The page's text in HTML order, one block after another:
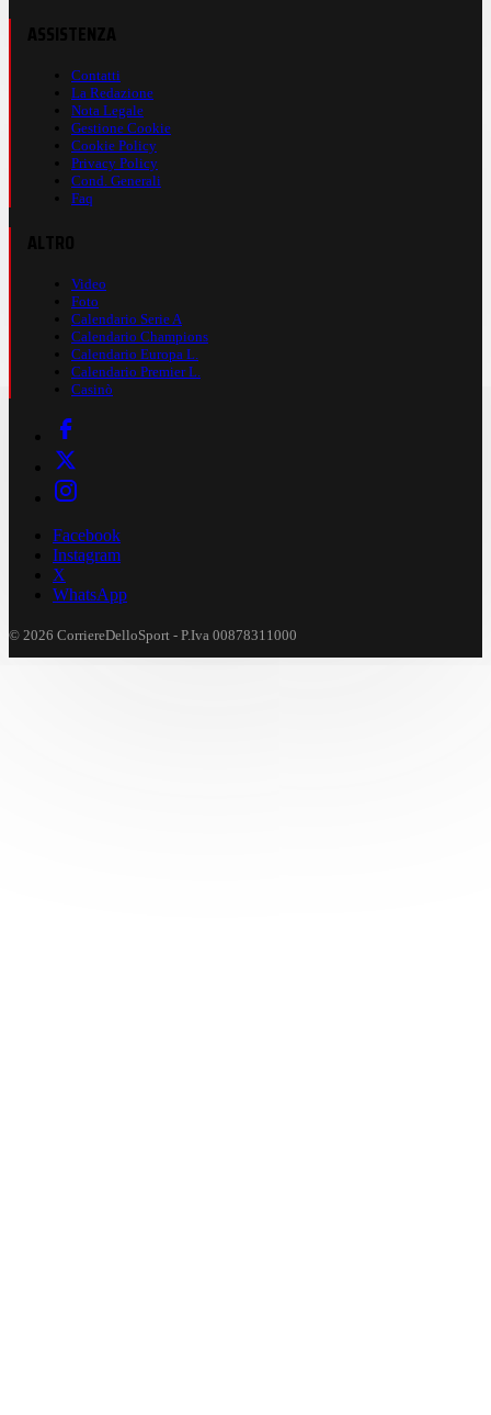
Contatti
La Redazione
Nota Legale
Gestione Cookie
Cookie Policy
Privacy Policy
Cond. Generali
Faq
Video
Foto
Calendario Serie A
Calendario Champions
Calendario Europa L.
Calendario Premier L.
Casinò
Facebook
Instagram
X
WhatsApp
© 2026 CorriereDelloSport - P.Iva 00878311000